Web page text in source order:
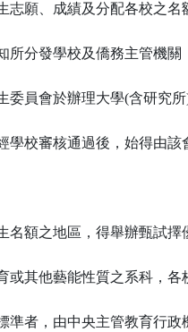
志願、成績及分配各校之名
所分發學校及僑務主管機關
委員會於辦理大學(含研究
學校審核通過後，始得由該
名額之地區，得舉辦甄試擇
或其他藝能性質之系科，各
準者，由中央主管教育行政